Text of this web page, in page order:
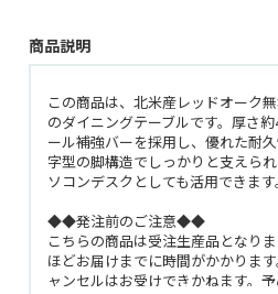
商品説明
この商品は、北米産レッドオーク
のダイニングテーブルです。厚さ
ール補強バーを採用し、優れた耐
字型の脚構造でしっかりと支えら
ソコンデスクとしても活用できます
◆◆発注前のご注意◆◆
こちらの商品は受注生産品となり
ほどお届けまでに時間がかかりま
ャンセルはお受けできかねます。